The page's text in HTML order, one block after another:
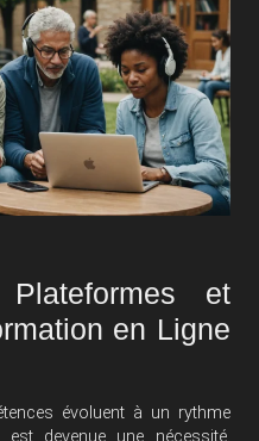
et
en Ligne
évoluent à un rythme
devenue une nécessité.